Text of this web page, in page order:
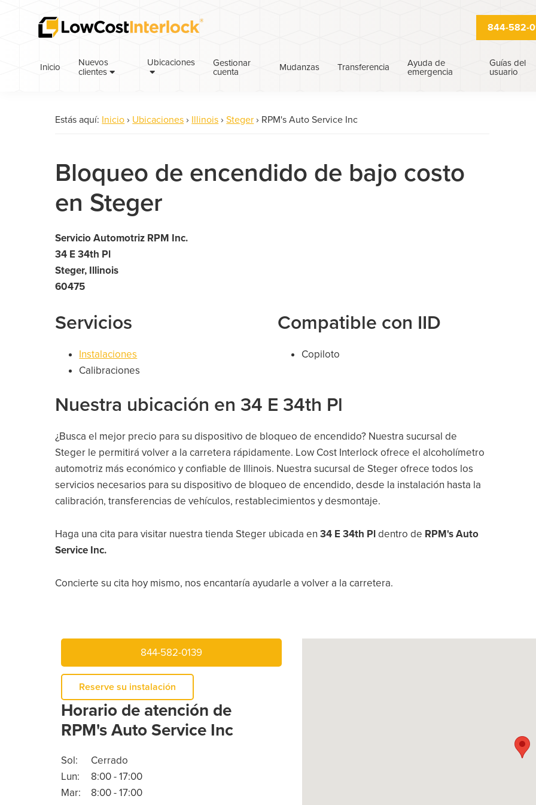
contenido
844-582-
Inicio
Nuevos
clientes
Ubicaciones
Gestionar
cuenta
Mudanzas Transferencia
Ayuda de
emergencia
Guías del
usuario
Estás aquí: Inicio › Ubicaciones › Illinois › Steger › RPM's Auto Service Inc
Bloqueo de encendido de bajo costo
en Steger
Servicio Automotriz RPM Inc.
34 E 34th Pl
Steger, Illinois
60475
Servicios
Instalaciones
Calibraciones
Compatible con IID
Copiloto
Nuestra ubicación en 34 E 34th Pl
¿Busca el mejor precio para su dispositivo de bloqueo de encendido? Nuestra sucursal de
Steger le permitirá volver a la carretera rápidamente. Low Cost Interlock ofrece el alcoholímetro
automotriz más económico y confiable de Illinois. Nuestra sucursal de Steger ofrece todos los
servicios necesarios para su dispositivo de bloqueo de encendido, desde la instalación hasta la
calibración, transferencias de vehículos, restablecimientos y desmontaje.
Haga una cita para visitar nuestra tienda Steger ubicada en34 E 34th Pldentro de RPM's Auto
Service Inc.
Concierte su cita hoy mismo, nos encantaría ayudarle a volver a la carretera.
844-582-0139
Reserve su instalación
Horario de atención de
RPM's Auto Service Inc
Sol:
Cerrado
Lun:
8:00 - 17:00
Mar:
8:00 - 17:00